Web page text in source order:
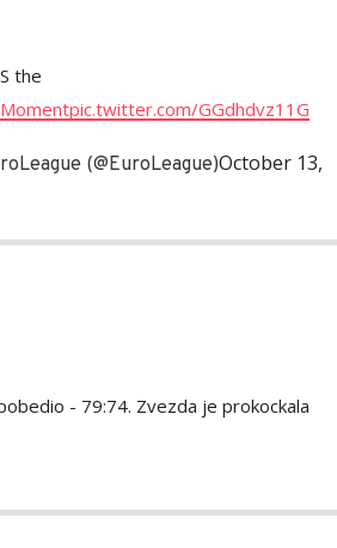
the
pic.twitter.com/GGdhdvz11G
(@EuroLeague)October 13,
- 79:74. Zvezda je prokockala